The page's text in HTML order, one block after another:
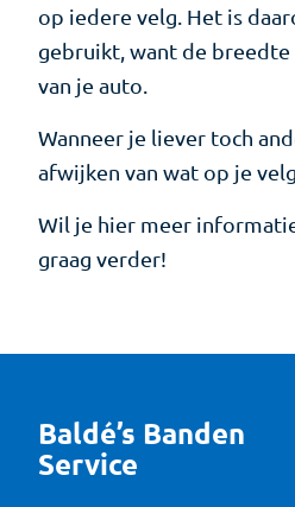
op iedere velg. Het is
gebruikt, want de breedte
van je auto.
Wanneer je liever toch
afwijken van wat op je
Wil je hier meer
graag verder!
Baldé’s Banden
Service